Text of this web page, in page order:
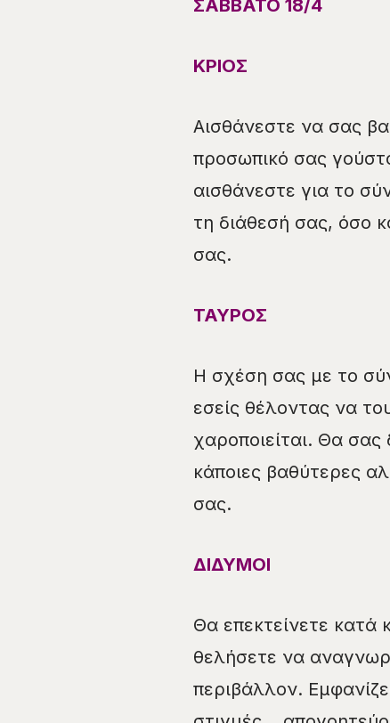
ΣΑΒΒΑΤΟ 18/4
ΚΡΙΟΣ
Αισθάνεστε να σας
προσωπικό σας
αισθάνεστε για το
τη διάθεσή σας, όσο
σας.
ΤΑΥΡΟΣ
Η σχέση σας με το
εσείς θέλοντας να
χαροποιείται. Θα σας
κάποιες βαθύτερες
σας.
ΔΙΔΥΜΟΙ
Θα επεκτείνετε κατά
θελήσετε να
περιβάλλον.